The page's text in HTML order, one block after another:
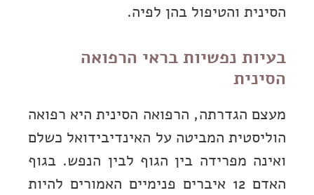
הסינית והטיפול בהן לפיה.
בעיות נפשיות בראי הרפואה
הסינית
מעצם הגדרתה, הרפואה הסינית היא רפואה
הוליסטית המביטה על האינדיבידואל כשלם
ואינה מפרידה בין הגוף לבין הנפש. בגוף
האדם 12 איברים פנימיים האמורים להיות